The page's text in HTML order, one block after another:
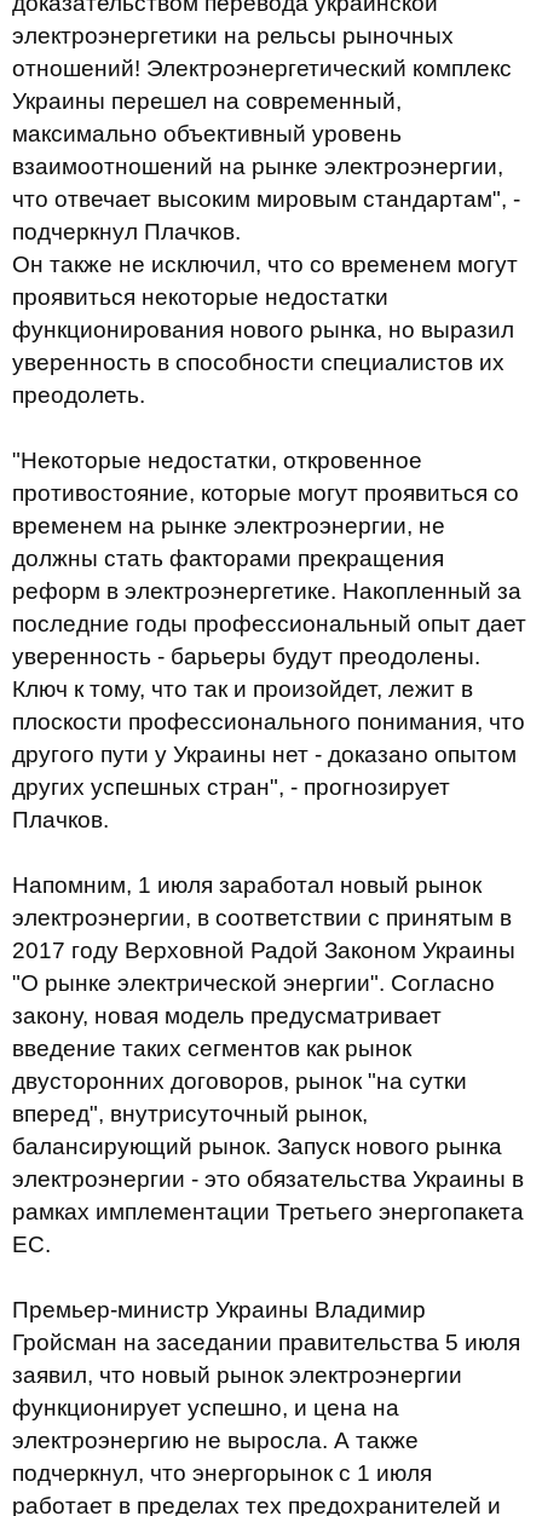
электроэнергетики на рельсы рыночных
отношений! Электроэнергетический комплекс
Украины перешел на современный,
максимально объективный уровень
взаимоотношений на рынке электроэнергии,
что отвечает высоким мировым стандартам", -
подчеркнул Плачков.
Он также не исключил, что со временем могут
проявиться некоторые недостатки
функционирования нового рынка, но выразил
уверенность в способности специалистов их
преодолеть.
"Некоторые недостатки, откровенное
противостояние, которые могут проявиться со
временем на рынке электроэнергии, не
должны стать факторами прекращения
реформ в электроэнергетике. Накопленный за
последние годы профессиональный опыт дает
уверенность - барьеры будут преодолены.
Ключ к тому, что так и произойдет, лежит в
плоскости профессионального понимания, что
другого пути у Украины нет - доказано опытом
других успешных стран", - прогнозирует
Плачков.
Напомним, 1 июля заработал новый рынок
электроэнергии, в соответствии с принятым в
2017 году Верховной Радой Законом Украины
"О рынке электрической энергии". Согласно
закону, новая модель предусматривает
введение таких сегментов как рынок
двусторонних договоров, рынок "на сутки
вперед", внутрисуточный рынок,
балансирующий рынок. Запуск нового рынка
электроэнергии - это обязательства Украины в
рамках имплементации Третьего энергопакета
ЕС.
Премьер-министр Украины Владимир
Гройсман на заседании правительства 5 июля
заявил, что новый рынок электроэнергии
функционирует успешно, и цена на
электроэнергию не выросла. А также
подчеркнул, что энергорынок с 1 июля
работает в пределах тех предохранителей и